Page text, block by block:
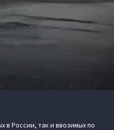
в России, так и ввозимых по